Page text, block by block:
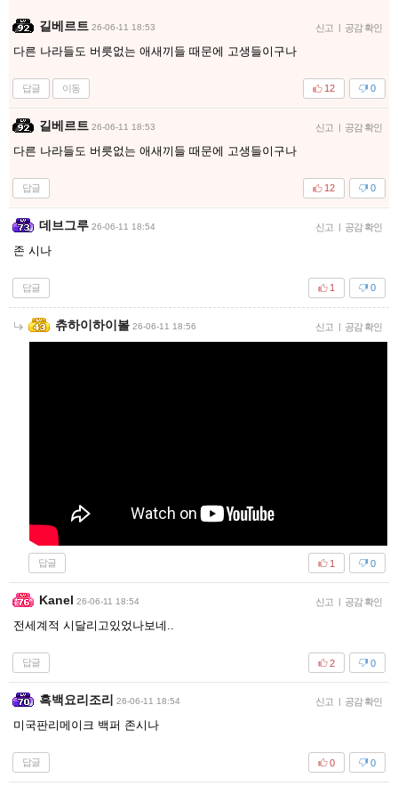
길베르트 26-06-11 18:53 신고 | 공감 확인
다른 나라들도 버릇없는 애새끼들 때문에 고생들이구나
답글 이동 0
12
길베르트 26-06-11 18:53 신고 | 공감 확인
다른 나라들도 버릇없는 애새끼들 때문에 고생들이구나
답글 0
12
데브그루 26-06-11 18:54 신고 | 공감 확인
존 시나
답글 0
1
츄하이하이볼 26-06-11 18:56 신고 | 공감 확인
답글 0
1
Kanel 26-06-11 18:54 신고 | 공감 확인
전세계적 시달리고있었나보네..
답글 0
2
흑백요리조리 26-06-11 18:54 신고 | 공감 확인
미국판리메이크 백퍼 존시나
답글 0
0